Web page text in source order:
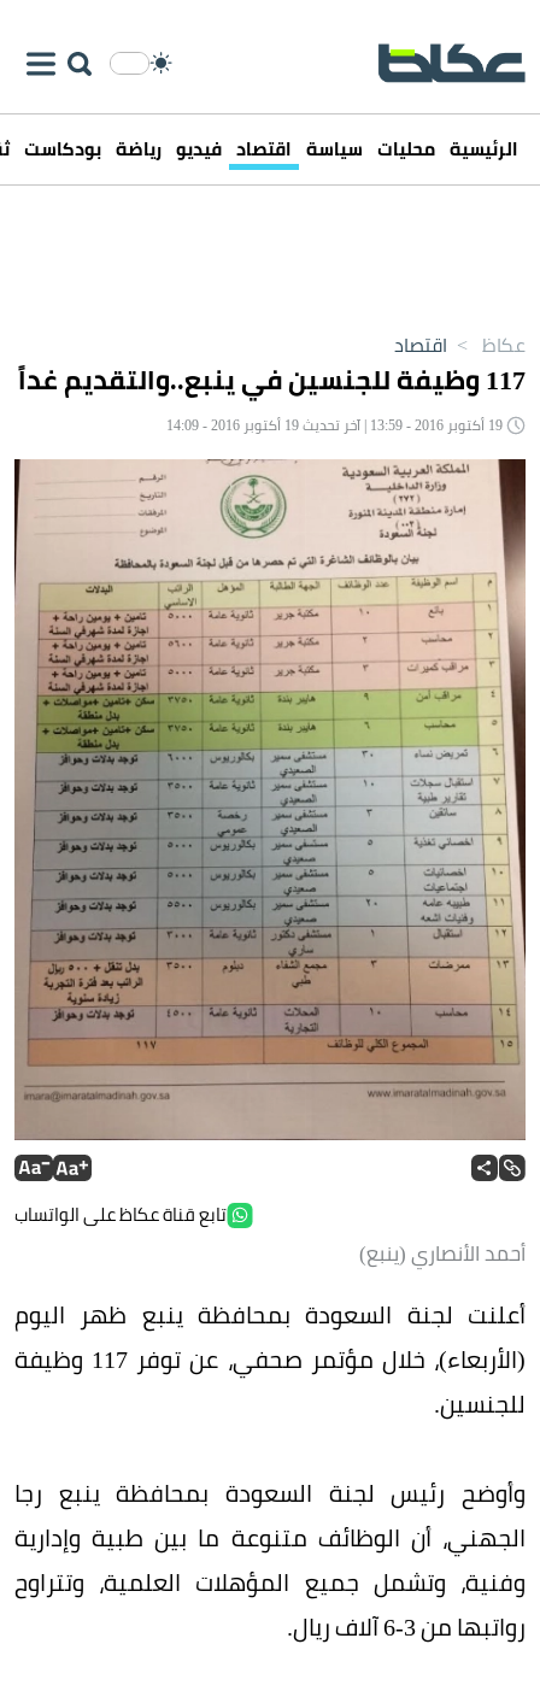
الرئيسية محليات سياسة اقتصاد فيديو رياضة بودكاست
عكاظ > اقتصاد
117 وظيفة للجنسين في ينبع..والتقديم غداً
تابع قناة عكاظ على الواتساب
أحمد الأنصاري (ينبع)
أعلنت لجنة السعودة بمحافظة ينبع ظهر اليوم
(الأربعاء)، خلال مؤتمر صحفي، عن توفر 117 وظيفة
للجنسين.
وأوضح رئيس لجنة السعودة بمحافظة ينبع رجا
الجهني، أن الوظائف متنوعة ما بين طبية وإدارية
وفنية، وتشمل جميع المؤهلات العلمية، وتتراوح
رواتبها من 3-6 آلاف ريال.